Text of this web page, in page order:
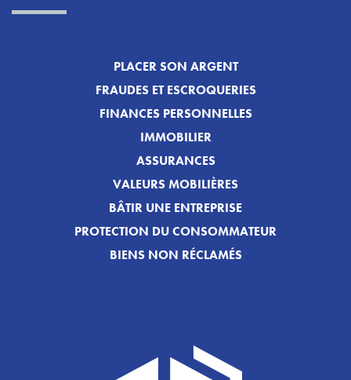
PLACER SON ARGENT
FRAUDES ET ESCROQUERIES
FINANCES PERSONNELLES
IMMOBILIER
ASSURANCES
VALEURS MOBILIÈRES
BÂTIR UNE ENTREPRISE
PROTECTION DU CONSOMMATEUR
BIENS NON RÉCLAMÉS